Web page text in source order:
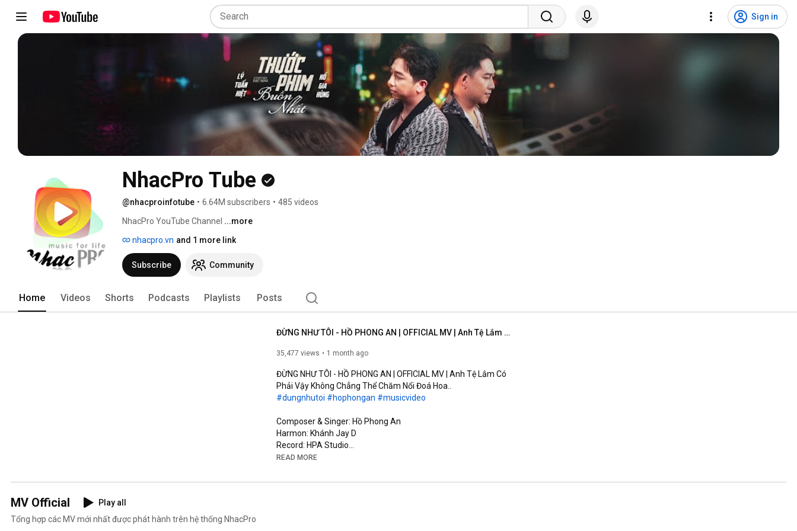
Sign in
NhacPro Tube
@nhacproinfotube • 6.64M subscribers • 485 videos
NhacPro YouTube Channel ...more
nhacpro.vn and 1 more link
Subscribe Community
Home Videos Shorts Podcasts Playlists Posts
ĐỪNG NHƯ TÔI - HỒ PHONG AN | OFFICIAL MV | Anh Tệ Lắm Có Phải Vậy Không Chẳng Thể Chăm Nổi Đoá Hoa..
35,477 views 1 month ago
ĐỪNG NHƯ TÔI - HỒ PHONG AN | OFFICIAL MV | Anh Tệ Lắm Có
#dungnhutoi #hophongan #musicvideo
Composer & Singer: Hồ Phong An
Harmon: Khánh Jay D
Record: HPA Studio
Mix Master & Background Vocal: Đinh Hoàng Quốc
Screenwriter: Võ Thị Bích Trâm
READ MORE
MV Official
Play all
Tổng hợp các MV mới nhất được phát hành trên hệ thống NhacPro